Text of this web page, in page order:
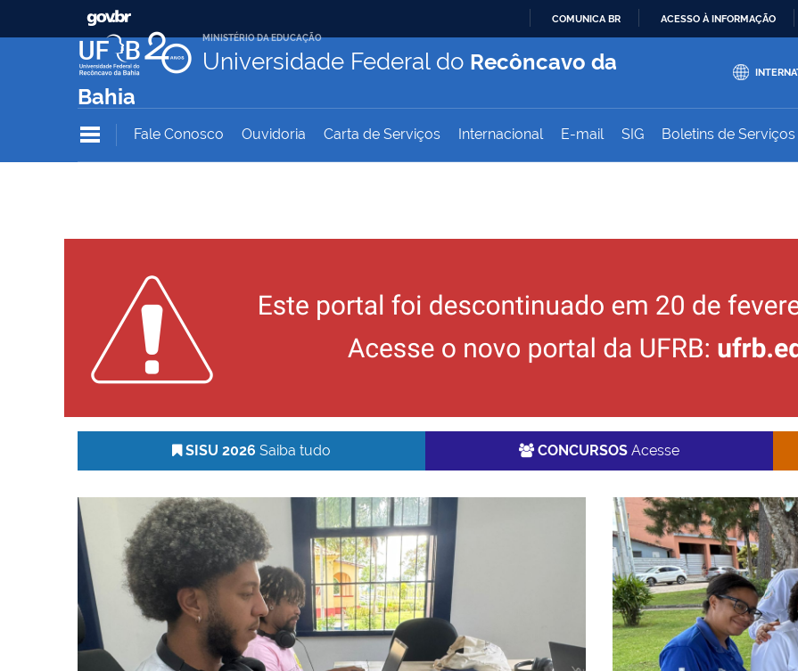
PARA
CONTEÚDO
COMUNICA BR ACESSO À INFORMAÇÃO
MINISTÉRIO DA EDUCAÇÃO
Universidade Federal do Recôncavo da
Bahia
Fale Conosco Ouvidoria Carta de Serviços Internacional E-mail SIG Boletins de Serviços
SISU 2026 Saiba tudo CONCURSOS Acesse